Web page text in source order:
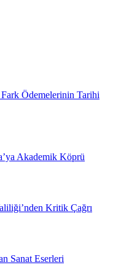
Ödemelerinin Tarihi
Akademik Köprü
Kritik Çağrı
Sanat Eserleri